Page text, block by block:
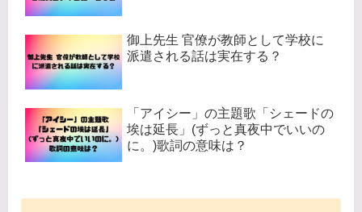
御上先生 官僚が教師として学校に
派遣される話は実在する？
「アイシー」の主題歌「シェードの
埃は延長」(ずっと真夜中でいいの
に。)歌詞の意味は？